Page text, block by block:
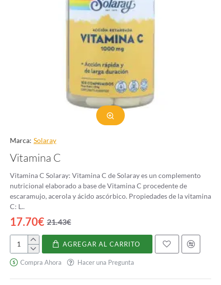
Marca: Solaray
Vitamina C
Vitamina C Solaray: Vitamina C de Solaray es un complemento
nutricional elaborado a base de Vitamina C procedente de
escaramujo, acerola y ácido ascórbico. Propiedades de la vitamina
C: L..
17.70€ 21.43€
Vitamina
C
AGREGAR AL CARRITO
Compra Ahora Hacer una Pregunta